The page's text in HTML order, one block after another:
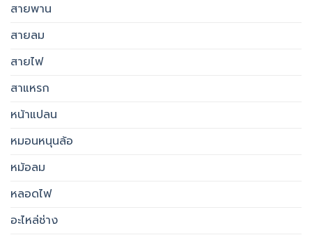
สายพาน
สายลม
สายไฟ
สาแหรก
หน้าแปลน
หมอนหนุนล้อ
หม้อลม
หลอดไฟ
อะไหล่ช่าง